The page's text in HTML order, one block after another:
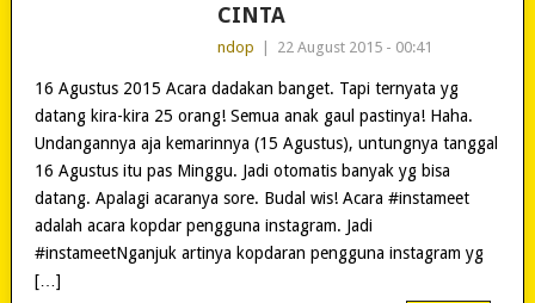
CINTA
ndop 22 August 2015 - 00:41
16 Agustus 2015 Acara dadakan banget. Tapi ternyata yg
datang kira-kira 25 orang! Semua anak gaul pastinya! Haha.
Undangannya aja kemarinnya (15 Agustus), untungnya tanggal
16 Agustus itu pas Minggu. Jadi otomatis banyak yg bisa
datang. Apalagi acaranya sore. Budal wis! Acara #instameet
adalah acara kopdar pengguna instagram. Jadi
#instameetNganjuk artinya kopdaran pengguna instagram yg
[…]